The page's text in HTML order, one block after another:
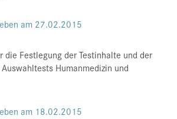
am 27.02.2015
die Festlegung der Testinhalte und der
Humanmedizin und
am 18.02.2015